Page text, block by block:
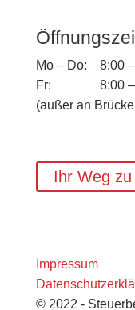
Mo – Do:
8:00
Fr:
8:00
(außer an
Ihr Weg
Impres­sum
© 2022 -